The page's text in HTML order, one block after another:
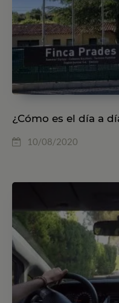
¿Cómo es el día a
10/08/2020